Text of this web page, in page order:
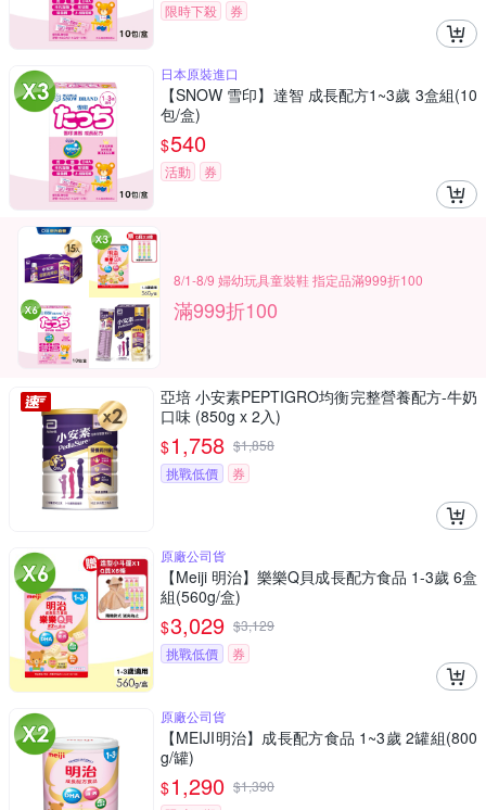
限時下殺
券
日本原裝進口
【SNOW 雪印】達智 成長配方1~3歲 3盒組(10
包/盒)
$540
活動 券
8/1-8/9 婦幼玩具童裝鞋 指定品滿999折100
滿999折100
亞培 小安素PEPTIGRO均衡完整營養配方-牛奶
口味 (850g x 2入)
$1,758 $1,858
挑戰低價
券
原廠公司貨
【Meiji 明治】樂樂Q貝成長配方食品 1-3歲 6盒
組(560g/盒)
$3,029 $3,129
挑戰低價
券
原廠公司貨
【MEIJI明治】成長配方食品 1~3歲 2罐組(800
g/罐)
$1,290 $1,390